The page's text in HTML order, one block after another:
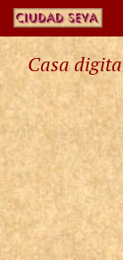
Casa